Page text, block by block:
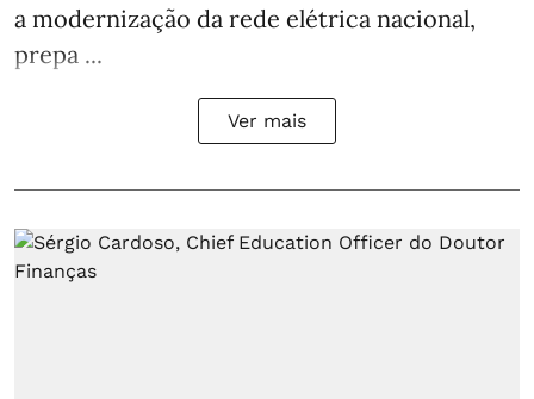
a modernização da rede elétrica nacional,
prepa ...
Ver mais